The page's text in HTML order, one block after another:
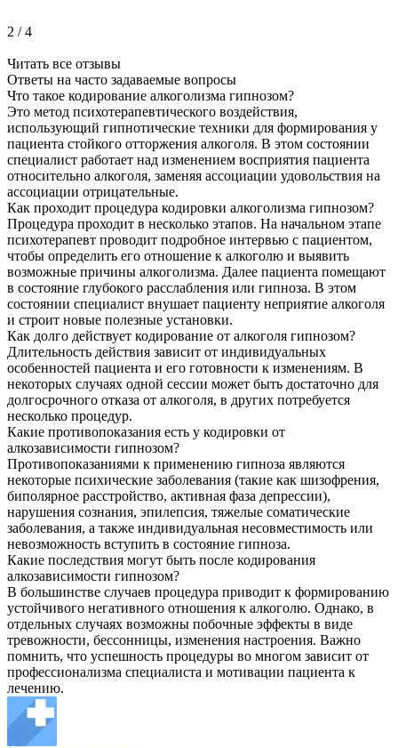
2 /4
Читать все отзывы
Ответы на часто задаваемые вопросы
Что такое кодирование алкоголизма гипнозом?
Это метод психотерапевтического воздействия,
использующий гипнотические техники для формирования у
пациента стойкого отторжения алкоголя. В этом состоянии
специалист работает над изменением восприятия пациента
относительно алкоголя, заменяя ассоциации удовольствия на
ассоциации отрицательные.
Как проходит процедура кодировки алкоголизма гипнозом?
Процедура проходит в несколько этапов. На начальном этапе
психотерапевт проводит подробное интервью с пациентом,
чтобы определить его отношение к алкоголю и выявить
возможные причины алкоголизма. Далее пациента помещают
в состояние глубокого расслабления или гипноза. В этом
состоянии специалист внушает пациенту неприятие алкоголя
и строит новые полезные установки.
Как долго действует кодирование от алкоголя гипнозом?
Длительность действия зависит от индивидуальных
особенностей пациента и его готовности к изменениям. В
некоторых случаях одной сессии может быть достаточно для
долгосрочного отказа от алкоголя, в других потребуется
несколько процедур.
Какие противопоказания есть у кодировки от
алкозависимости гипнозом?
Противопоказаниями к применению гипноза являются
некоторые психические заболевания (такие как шизофрения,
биполярное расстройство, активная фаза депрессии),
нарушения сознания, эпилепсия, тяжелые соматические
заболевания, а также индивидуальная несовместимость или
невозможность вступить в состояние гипноза.
Какие последствия могут быть после кодирования
алкозависимости гипнозом?
В большинстве случаев процедура приводит к формированию
устойчивого негативного отношения к алкоголю. Однако, в
отдельных случаях возможны побочные эффекты в виде
тревожности, бессонницы, изменения настроения. Важно
помнить, что успешность процедуры во многом зависит от
профессионализма специалиста и мотивации пациента к
лечению.